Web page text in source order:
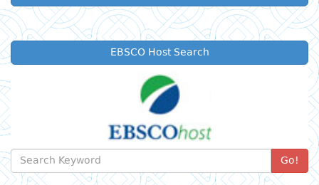
EBSCO Host Search
Go!